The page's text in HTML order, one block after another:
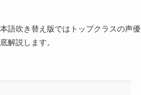
語吹き替え版ではトップクラスの声優
解説します。